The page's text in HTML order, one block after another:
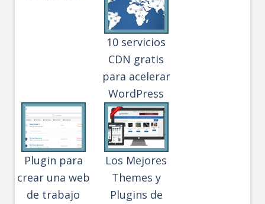
10 servicios
CDN gratis
para acelerar
WordPress
Plugin para
crear una web
de trabajo
Los Mejores
Themes y
Plugins de